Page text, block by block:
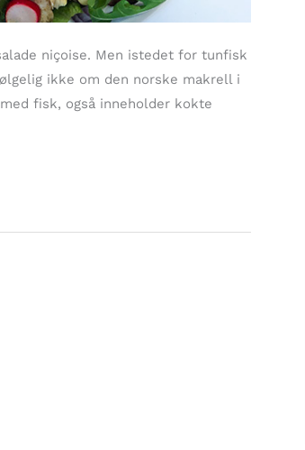
niçoise. Men istedet for tunfisk
ikke om den norske makrell i
fisk, også inneholder kokte